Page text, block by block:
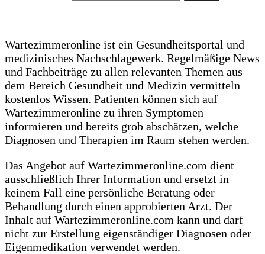
Wartezimmeronline ist ein Gesundheitsportal und
medizinisches Nachschlagewerk. Regelmäßige News
und Fachbeiträge zu allen relevanten Themen aus
dem Bereich Gesundheit und Medizin vermitteln
kostenlos Wissen. Patienten können sich auf
Wartezimmeronline zu ihren Symptomen
informieren und bereits grob abschätzen, welche
Diagnosen und Therapien im Raum stehen werden.
Das Angebot auf Wartezimmeronline.com dient
ausschließlich Ihrer Information und ersetzt in
keinem Fall eine persönliche Beratung oder
Behandlung durch einen approbierten Arzt. Der
Inhalt auf Wartezimmeronline.com kann und darf
nicht zur Erstellung eigenständiger Diagnosen oder
Eigenmedikation verwendet werden.